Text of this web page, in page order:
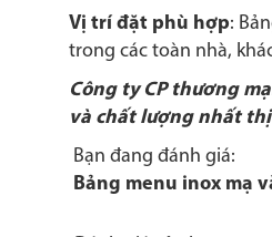
Vị trí đặt phù hợp:
trong các toàn nhà,
Công ty CP thương
và chất lượng nhất
Bạn đang đánh giá:
Bảng menu inox mạ